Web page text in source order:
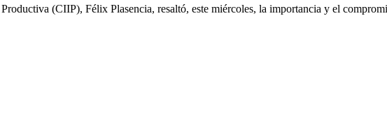
(CIIP), Félix Plasencia, resaltó, este miércoles, la importancia y el